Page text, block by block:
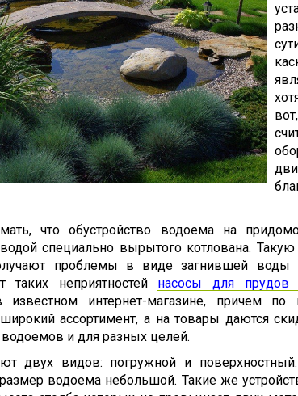
что обустройство водоема на
специально вырытого котлована.
проблемы в виде загнившей воды
таких неприятностей насосы для прудов
известном интернет-магазине, причем по
широкий ассортимент, а на товары даются
и для разных целей.
двух видов: погружной и
размер водоема небольшой. Такие же